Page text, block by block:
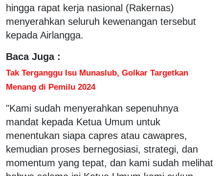
hingga rapat kerja nasional (Rakernas)
menyerahkan seluruh kewenangan tersebut
kepada Airlangga.
Baca Juga :
Tak Terganggu Isu Munaslub, Golkar Targetkan
Menang di Pemilu 2024
"Kami sudah menyerahkan sepenuhnya
mandat kepada Ketua Umum untuk
menentukan siapa capres atau cawapres,
kemudian proses bernegosiasi, strategi, dan
momentum yang tepat, dan kami sudah melihat